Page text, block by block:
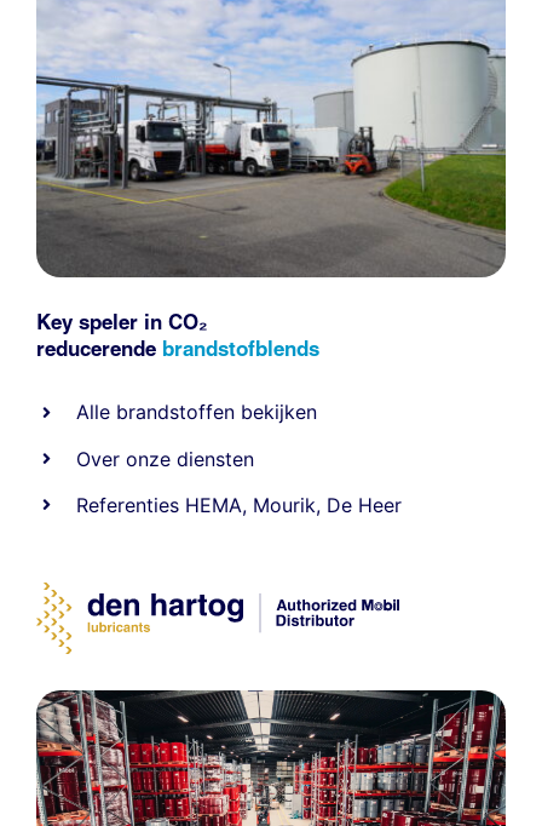
Key speler in CO₂
reducerende brandstofblends
Alle brandstoffen bekijken
Over onze diensten
Referenties HEMA, Mourik, De Heer